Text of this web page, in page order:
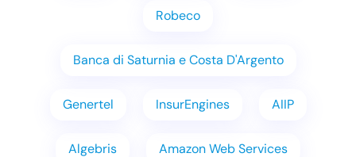
Robeco
Banca di Saturnia e Costa D'Argento
Genertel InsurEngines AIIP
Algebris Amazon Web Services